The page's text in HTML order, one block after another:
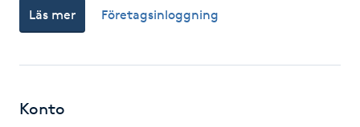
Läs mer Företagsinloggning
Konto